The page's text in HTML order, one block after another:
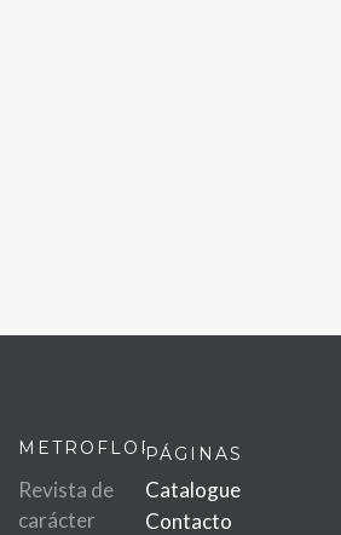
METROFLOR
Revista de
carácter
PÁGINAS
Catalogue
Contacto